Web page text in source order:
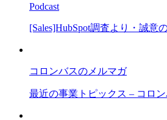
Podcast
[Sales]HubSpot調査より・誠意
コロンバスのメルマガ
最近の事業トピックス – コロ